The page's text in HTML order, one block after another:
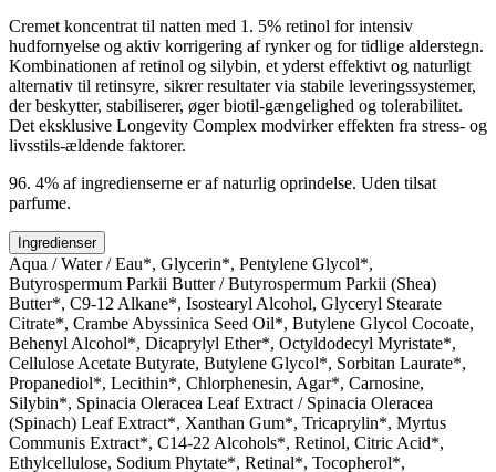
Cremet koncentrat til natten med 1. 5% retinol for intensiv
hudfornyelse og aktiv korrigering af rynker og for tidlige alderstegn.
Kombinationen af retinol og silybin, et yderst effektivt og naturligt
alternativ til retinsyre, sikrer resultater via stabile leveringssystemer,
der beskytter, stabiliserer, øger biotil-gængelighed og tolerabilitet.
Det eksklusive Longevity Complex modvirker effekten fra stress- og
livsstils-ældende faktorer.
96. 4% af ingredienserne er af naturlig oprindelse. Uden tilsat
parfume.
Ingredienser
Aqua / Water / Eau*, Glycerin*, Pentylene Glycol*,
Butyrospermum Parkii Butter / Butyrospermum Parkii (Shea)
Butter*, C9-12 Alkane*, Isostearyl Alcohol, Glyceryl Stearate
Citrate*, Crambe Abyssinica Seed Oil*, Butylene Glycol Cocoate,
Behenyl Alcohol*, Dicaprylyl Ether*, Octyldodecyl Myristate*,
Cellulose Acetate Butyrate, Butylene Glycol*, Sorbitan Laurate*,
Propanediol*, Lecithin*, Chlorphenesin, Agar*, Carnosine,
Silybin*, Spinacia Oleracea Leaf Extract / Spinacia Oleracea
(Spinach) Leaf Extract*, Xanthan Gum*, Tricaprylin*, Myrtus
Communis Extract*, C14-22 Alcohols*, Retinol, Citric Acid*,
Ethylcellulose, Sodium Phytate*, Retinal*, Tocopherol*,